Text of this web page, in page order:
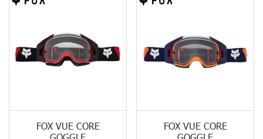
FOX VUE CORE
FOX VUE CORE